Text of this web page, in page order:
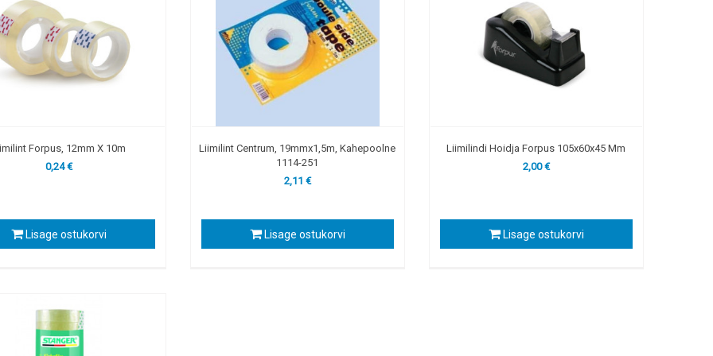
Forpus, 12mm X 10m
0,24 €
Lisage ostukorvi
Liimilint Centrum, 19mmx1,5m, Kahepoolne
1114-251
2,11 €
Lisage ostukorvi
Liimilindi Hoidja Forpus 105x60x45 Mm
2,00 €
Lisage ostukorvi